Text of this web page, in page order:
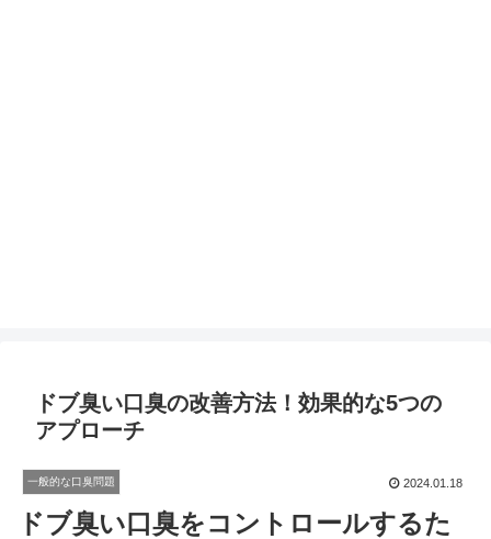
ドブ臭い口臭の改善方法！効果的な5つの
アプローチ
一般的な口臭問題 2024.01.18
ドブ臭い口臭をコントロールするた